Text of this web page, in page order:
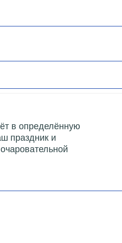
в определённую
праздник и